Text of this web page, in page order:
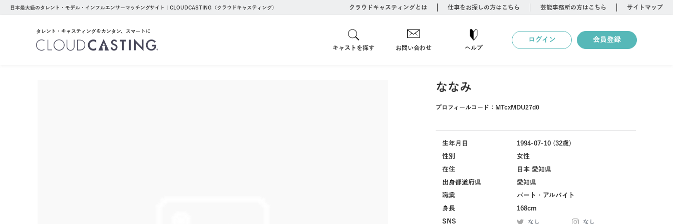
日本最大級のタレント・モデル・インフルエンサーマッチングサイト｜CLOUDCASTING（クラウドキャスティング） クラウドキャスティングとは 仕事をお探しの方はこちら 芸能事務所の方はこちら サイトマップ
タレント・キャスティングをカンタン、スマートに
キャストを探す お問い合わせ ヘルプ
ログイン 会員登録
ななみ
プロフィールコード： MTcxMDU27d0
生年月日
1994-07-10 (32歳)
性別
女性
在住
日本 愛知県
出身都道府県
愛知県
職業
パート・アルバイト
身長
168cm
SNS
なし なし